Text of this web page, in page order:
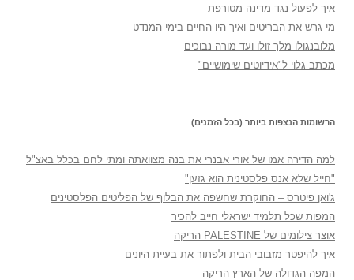
איך לפעול נגד מדינה מטורפת
מי גרש את הבריטים ואיך היו החיים בימי המנדט
מלובנגולו מלך זולו ועד מורה נבוכים
מכתב גלוי ל"אידיוטים שימושיים"
הרשומות הנצפות ביותר (בכל הזמנים)
למה הדירה אמו של אורי אבנרי את בנה מצוואתה ומתי לחם בכלל באצ"ל
"חייל שלא אנס פלסטינית הוא גזען"
ג'ואן פיטרס – החוקרת שחשפה את הבלוף של הפליטים הפלסטינים
המפות שכל תלמיד ישראלי חייב להכיר
אוצר צילומים של PALESTINE הריקה
איך להיפטר מזבובי הבית ולפתור את בעיית היונים
המפה הגדולה של הארץ הריקה